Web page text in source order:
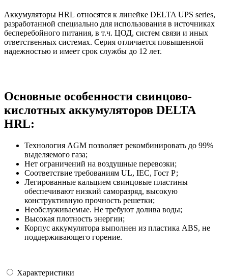
Аккумуляторы HRL относятся к линейке DELTA UPS series,
разработанной специально для использования в источниках
бесперебойного питания, в т.ч. ЦОД, систем связи и иных
ответственных системах. Серия отличается повышенной
надежностью и имеет срок службы до 12 лет.
Основные особенности свинцово-
кислотных аккумуляторов DELTA
HRL:
Технология AGM позволяет рекомбинировать до 99%
выделяемого газа;
Нет ограничений на воздушные перевозки;
Соответствие требованиям UL, IEC, Гост Р;
Легированные кальцием свинцовые пластины
обеспечивают низкий саморазряд, высокую
конструктивную прочность решетки;
Необслуживаемые. Не требуют долива воды;
Высокая плотность энергии;
Корпус аккумулятора выполнен из пластика ABS, не
поддерживающего горение.
Характеристики